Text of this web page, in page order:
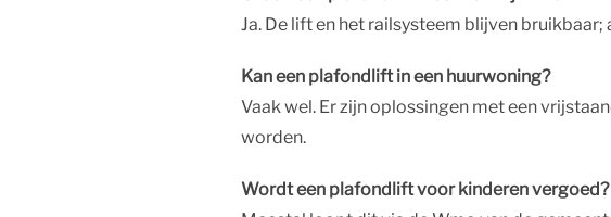
Ja. De lift en het railsysteem blijven
Kan een plafondlift in een huurwoning?
Vaak wel. Er zijn oplossingen met een
worden.
Wordt een plafondlift voor kinderen vergoed?